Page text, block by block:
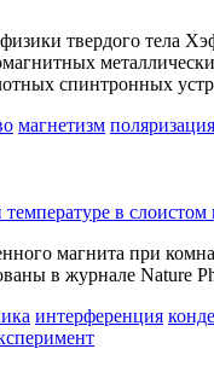
твердого тела
спинтронных
магнетизм поляризация
в слоистом
магнита при
в журнале Nature
интерференция